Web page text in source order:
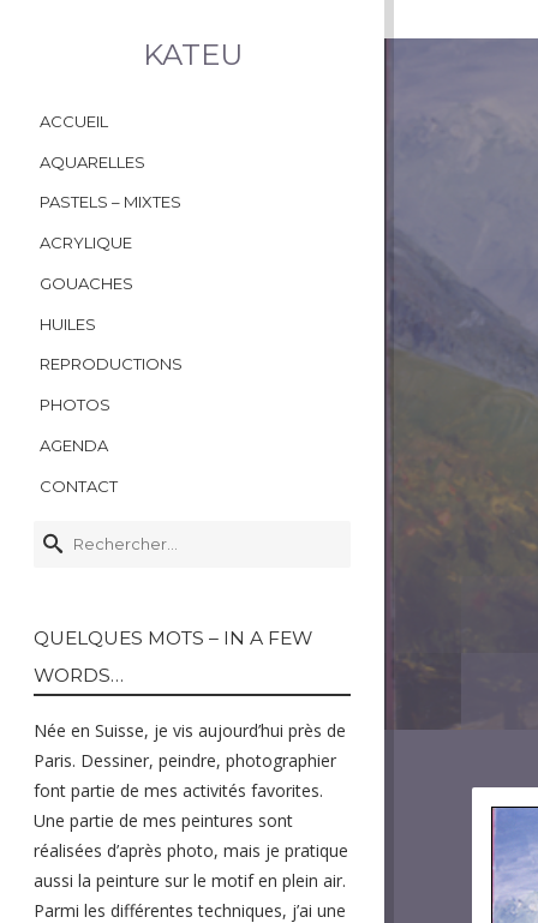
KATEU
ACCUEIL
AQUARELLES
PASTELS – MIXTES
ACRYLIQUE
GOUACHES
HUILES
REPRODUCTIONS
PHOTOS
AGENDA
CONTACT
RECHERCHER :
QUELQUES MOTS – IN A FEW
WORDS…
Née en Suisse, je vis aujourd’hui près de
Paris. Dessiner, peindre, photographier
font partie de mes activités favorites.
Une partie de mes peintures sont
réalisées d’après photo, mais je pratique
aussi la peinture sur le motif en plein air.
Parmi les différentes techniques, j’ai une